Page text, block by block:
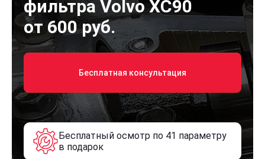
фильтра Volvo XC90
от 600 руб.
Бесплатная консультация
Бесплатный осмотр по 41 параметру
в подарок